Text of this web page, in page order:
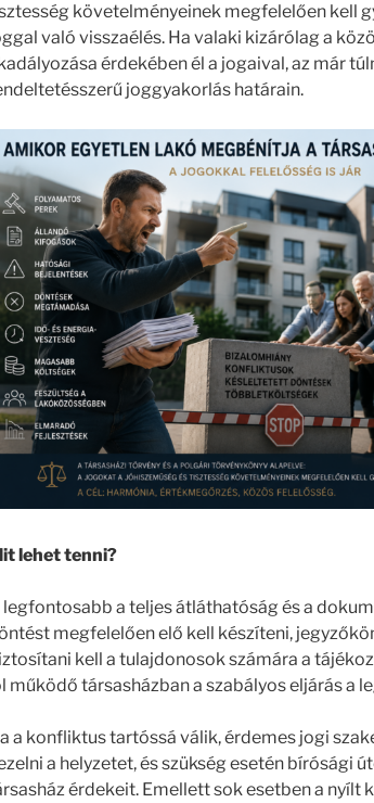
követelményeinek megfelelően kell
való visszaélés. Ha valaki kizárólag a
érdekében él a jogaival, az már
joggyakorlás határain.
lehet tenni?
legfontosabb a teljes átláthatóság és a
megfelelően elő kell készíteni,
kell a tulajdonosok számára a
működő társasházban a szabályos eljárás a
a konfliktus tartóssá válik, érdemes jogi
a helyzetet, és szükség esetén bírósági
érdekeit. Emellett sok esetben a nyílt